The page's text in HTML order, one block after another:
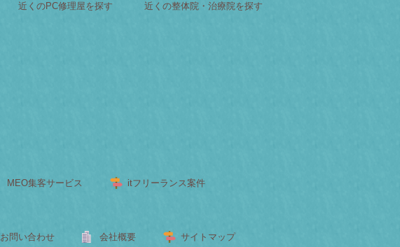
近くのPC修理屋を探す 近くの整体院・治療院を探す
MEO集客サービス itフリーランス案件
お問い合わせ 会社概要 サイトマップ